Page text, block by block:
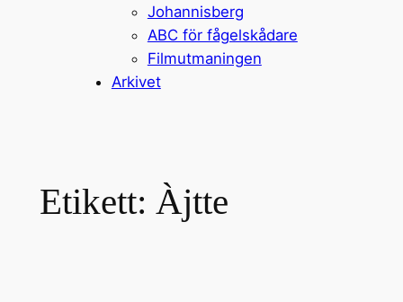
Johannisberg
ABC för fågelskådare
Filmutmaningen
Arkivet
Etikett: Àjtte